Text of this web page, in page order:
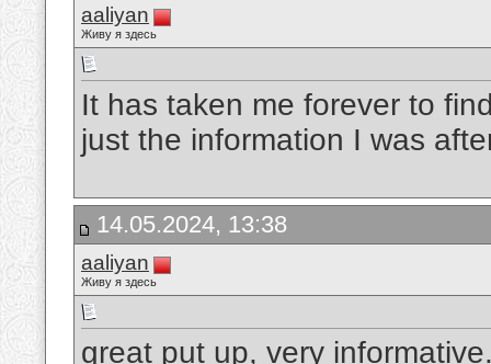
aaliyan
Живу я здесь
It has taken me forever to
just the information I was
14.05.2024, 13:38
aaliyan
Живу я здесь
great put up, very